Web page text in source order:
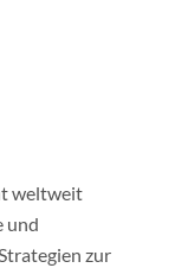
weltweit
und
zur